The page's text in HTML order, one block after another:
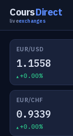
CoursDirect
liveexchanges
EUR/USD
1.1558
+0.00%
EUR/CHF
0.9339
+0.00%